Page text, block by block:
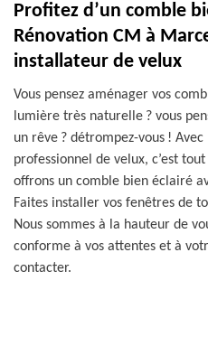
Profitez d’un comble
Rénovation CM à
installateur de velux
Vous pensez aménager vos
lumière très naturelle ? vous
un rêve ? détrompez-vous !
professionnel de velux, c’est
offrons un comble bien éclairé
Faites installer vos fenêtres de
Nous sommes à la hauteur de
conforme à vos attentes et à
contacter.